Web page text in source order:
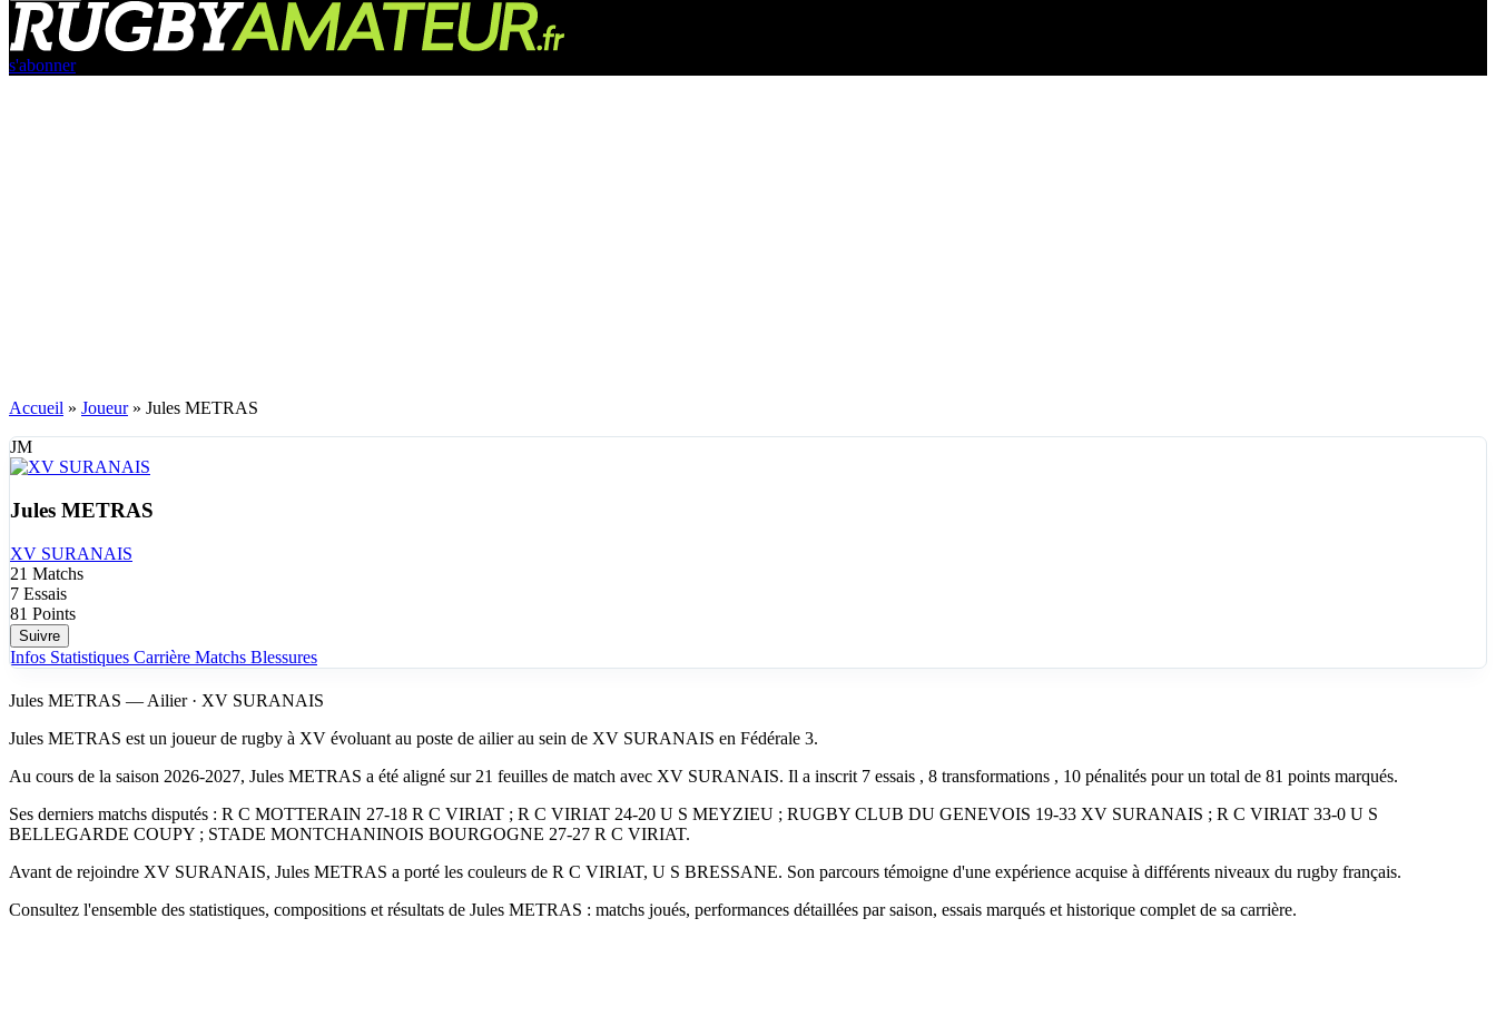
s'abonner
Accueil » Joueur» Jules METRAS
JM
Jules METRAS
XV SURANAIS
21 Matchs
7 Essais
81 Points
Suivre
Infos Statistiques Carrière Matchs Blessures
Jules METRAS — Ailier · XV SURANAIS
Jules METRAS est un joueur de rugby à XV évoluant au poste de ailier au sein de XV SURANAIS en Fédérale 3.
Au cours de la saison 2026-2027, Jules METRAS a été aligné sur 21 feuilles de match avec XV SURANAIS. Il a inscrit 7 essais , 8 transformations , 10 pénalités pour un total de 81 points marqués.
Ses derniers matchs disputés : R C MOTTERAIN 27-18 R C VIRIAT ; R C VIRIAT 24-20 U S MEYZIEU ; RUGBY CLUB DU GENEVOIS 19-33 XV SURANAIS ; R C VIRIAT 33-0 U S
BELLEGARDE COUPY ; STADE MONTCHANINOIS BOURGOGNE 27-27 R C VIRIAT.
Avant de rejoindre XV SURANAIS, Jules METRAS a porté les couleurs de R C VIRIAT, U S BRESSANE. Son parcours témoigne d'une expérience acquise à différents niveaux du rugby français.
Consultez l'ensemble des statistiques, compositions et résultats de Jules METRAS : matchs joués, performances détaillées par saison, essais marqués et historique complet de sa carrière.